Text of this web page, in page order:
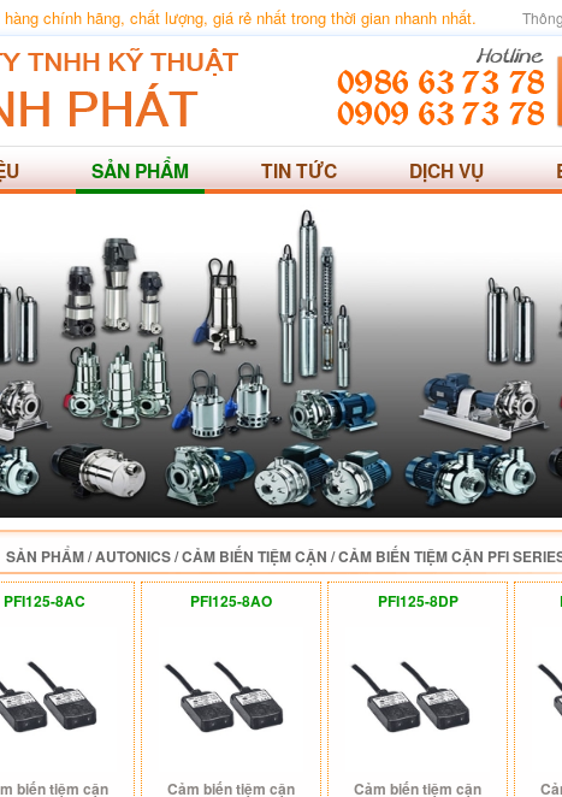
chính hãng, chất lượng, giá rẻ nhất trong thời gian nhanh nhất.
SẢN PHẨM TIN TỨC DỊCH VỤ
SẢN PHẨM/AUTONICS/CẢM BIẾN TIỆM CẬN /CẢM BIẾN TIỆM CẬN PFI
PFI125-8AC
biến tiệm cận
PFI125-8AO
Cảm biến tiệm cận
PFI125-8DP
Cảm biến tiệm cận